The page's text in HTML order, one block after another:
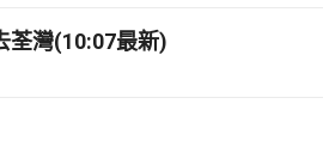
荃灣(10:07最新)